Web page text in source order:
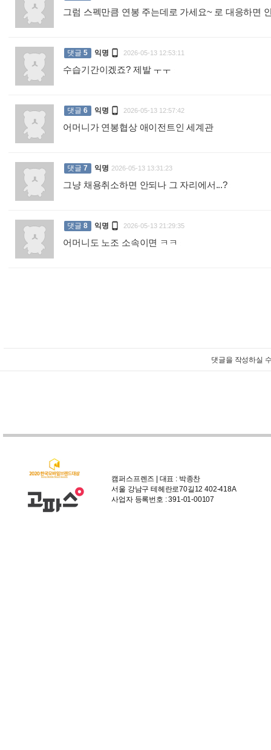
그럼 스펙만큼 연봉 주는데로 가세요~ 로 대응하면
댓글 5 익명  2026-05-13 12:53:11
수습기간이겠죠? 제발 ㅜㅜ
댓글 6 익명  2026-05-13 12:57:42
어머니가 연봉협상 애이전트인 세계관
댓글 7 익명 2026-05-13 13:31:23
그냥 채용취소하면 안되나 그 자리에서...?
댓글 8 익명  2026-05-13 21:29:35
어머니도 노조 소속이면 ㅋㅋ
댓글을 작성하실
캠퍼스프렌즈 | 대표 : 박종찬
서울 강남구 테헤란로70길12 402-418A
사업자 등록번호 : 391-01-00107